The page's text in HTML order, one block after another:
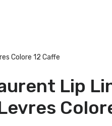
Colore 12 Caffe
Lip